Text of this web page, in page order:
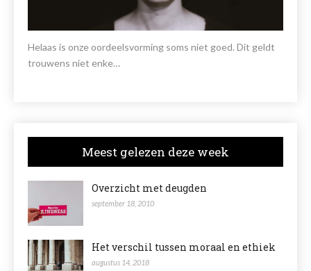
Helaas is onze oordeelsvorming soms niet goed. Dit geldt
trouwens niet enke…
Meest gelezen deze week
Overzicht met deugden
september 18, 2010
Het verschil tussen moraal en ethiek
augustus 14, 2018